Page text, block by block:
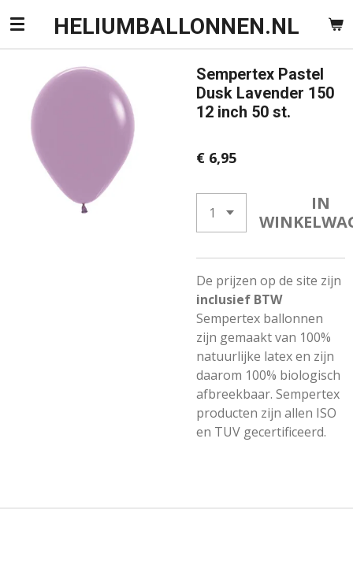
Ga
direct
hoofdinhoud
HELIUMBALLONNEN.NL
Sempertex Pastel
Dusk Lavender 150
12 inch 50 st.
€ 6,95
IN
De prijzen op de site zijn
inclusief BTW
Sempertex ballonnen
zijn gemaakt van 100%
natuurlijke latex en zijn
daarom 100% biologisch
afbreekbaar. Sempertex
producten zijn allen ISO
en TUV gecertificeerd.